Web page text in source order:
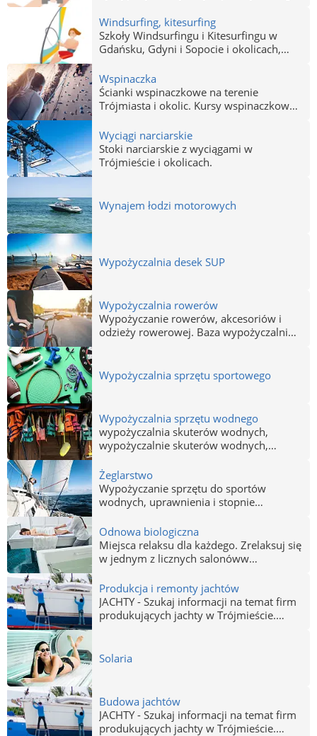
personalnym i odkryj różnicę
skuteczności Twojego wysiłku i
wydajności ćwiczeń. Twoi trenerzy w
Gdańsku, Gdyni i Sopocie.
Windsurfing, kitesurfing
Szkoły Windsurfingu i Kitesurfingu w
Gdańsku, Gdyni i Sopocie i okolicach,
Wspinaczka
Ścianki wspinaczkowe na terenie
Trójmiasta i okolic. Kursy wspinaczkowe,
Wyciągi narciarskie
Stoki narciarskie z wyciągami w
Trójmieście i okolicach.
Wynajem łodzi motorowych
Wypożyczalnia desek SUP
Wypożyczalnia rowerów
Wypożyczanie rowerów, akcesoriów i
odzieży rowerowej. Baza wypożyczalni
Wypożyczalnia rowerów Gdańsk, Gdynia,
Sopot - Trójmiasto.
Wypożyczalnia sprzętu sportowego
Wypożyczalnia sprzętu wodnego
wypożyczalnia skuterów wodnych,
wypożyczalnie skuterów wodnych,
wodnego, wypozyczalnie sprzetu
wodnego, wynajem sprzetu wodnego,
rower wodny, rowery wodne, wynajem
kajakow, wynajem supow, wynajem
rowerow wodnych
Żeglarstwo
Wypożyczanie sprzętu do sportów
wodnych, uprawnienia i stopnie
Odnowa biologiczna
Miejsca relaksu dla każdego. Zrelaksuj się
w jednym z licznych salonóww
zapraszają do szerokiej oferty gabinetów
odnowy biologicznej.
Produkcja i remonty jachtów
JACHTY - Szukaj informacji na temat firm
produkujących jachty w Trójmieście.
Gdynia, Sopot.
Solaria
Budowa jachtów
JACHTY - Szukaj informacji na temat firm
produkujących jachty w Trójmieście.